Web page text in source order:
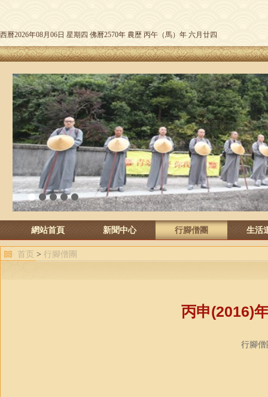
西曆2026年08月06日 星期四 佛曆2570年 農歷 丙午（馬）年 六月廿四
1 2 3 4 5
網站首頁 新聞中心 行腳僧團 生活
首页 > 行腳僧團
丙申(2016)
行腳僧